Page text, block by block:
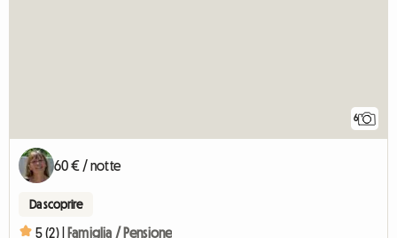
6
60 € / notte
Da scoprire
5 (2) | Famiglia / Pensione